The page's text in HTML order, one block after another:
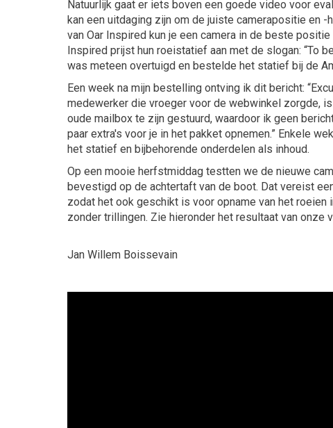
Natuurlijk gaat er iets boven een goede video voor
kan een uitdaging zijn om de juiste camerapositie en
van Oar Inspired kun je een camera in de beste
Inspired prijst hun roeistatief aan met de slogan: “To
was meteen overtuigd en bestelde het statief bij de
Een week na mijn bestelling ontving ik dit bericht:
medewerker die vroeger voor de webwinkel zorgde,
oude mailbox te zijn gestuurd, waardoor ik geen
paar extra's voor je in het pakket opnemen.” Enkele
het statief en bijbehorende onderdelen als inhoud.
Op een mooie herfstmiddag testten we de nieuwe
bevestigd op de achtertaft van de boot. Dat vereist
zodat het ook geschikt is voor opname van het
zonder trillingen. Zie hieronder het resultaat van
Jan Willem Boissevain